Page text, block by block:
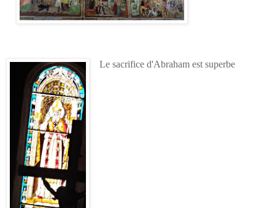
Le sacrifice d'Abraham est superbe